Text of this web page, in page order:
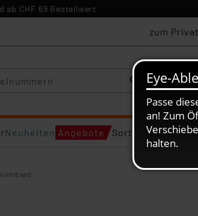
ab CHF 69 Bestellwert
zum
Neuheiten Angebote Sortiments-Deals